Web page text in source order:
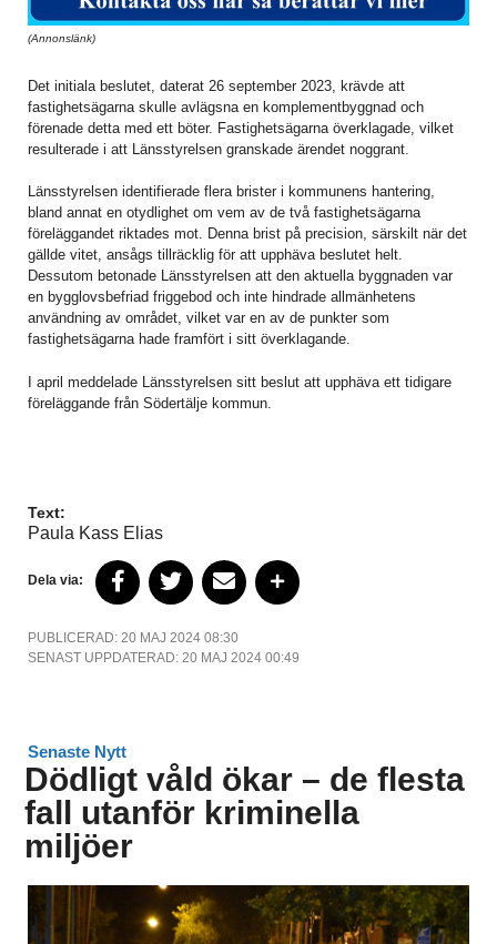
(Annonslänk)
Det initiala beslutet, daterat 26 september 2023, krävde att
fastighetsägarna skulle avlägsna en komplementbyggnad och
förenade detta med ett böter. Fastighetsägarna överklagade, vilket
resulterade i att Länsstyrelsen granskade ärendet noggrant.
Länsstyrelsen identifierade flera brister i kommunens hantering,
bland annat en otydlighet om vem av de två fastighetsägarna
föreläggandet riktades mot. Denna brist på precision, särskilt när det
gällde vitet, ansågs tillräcklig för att upphäva beslutet helt.
Dessutom betonade Länsstyrelsen att den aktuella byggnaden var
en bygglovsbefriad friggebod och inte hindrade allmänhetens
användning av området, vilket var en av de punkter som
fastighetsägarna hade framfört i sitt överklagande.
I april meddelade Länsstyrelsen sitt beslut att upphäva ett tidigare
föreläggande från Södertälje kommun.
Text:
Paula Kass Elias
Dela via:
PUBLICERAD: 20 MAJ 2024 08:30
SENAST UPPDATERAD: 20 MAJ 2024 00:49
Senaste Nytt
Dödligt våld ökar – de flesta
fall utanför kriminella
miljöer